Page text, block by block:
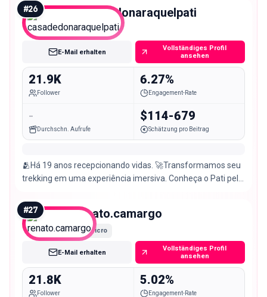
#26 casadedonaraquelpati
Micro
E-Mail erhalten
Vollständiges Profil
ansehen
21.9K
Follower
6.27%
Engagement-Rate
-
Durchschn. Aufrufe
$114-679
Schätzung pro Beitrag
🫂Há 19 anos recepcionando vidas. 🚀Transformamos seu
trekking em uma experiência imersiva. Conheça o Pati pelo
#27 renato.camargo
Micro
E-Mail erhalten
Vollständiges Profil
ansehen
21.8K
Follower
5.02%
Engagement-Rate